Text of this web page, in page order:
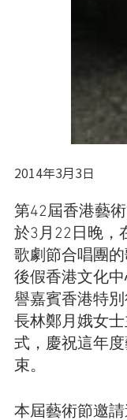
2014年3月3日
第42屆香港藝
於3月22日晚，
歌劇節合唱團
後假香港文化
譽嘉賓香港特
長林鄭月娥女
式，慶祝這年
束。
本屆藝術節邀